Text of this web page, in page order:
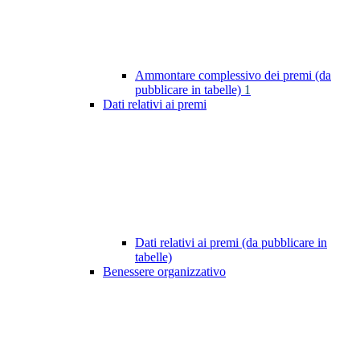
Ammontare complessivo dei premi (da
pubblicare in tabelle) 1
Dati relativi ai premi
Dati relativi ai premi (da pubblicare in
tabelle)
Benessere organizzativo